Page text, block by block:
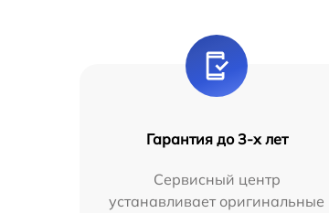
Гарантия до 3-х лет
Сервисный центр
устанавливает оригинальные